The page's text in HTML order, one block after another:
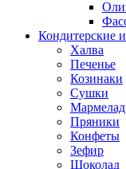
Кондитерские
Халва
Печенье
Козинаки
Сушки
Мармелад
Пряники
Конфеты
Зефир
Шоколад